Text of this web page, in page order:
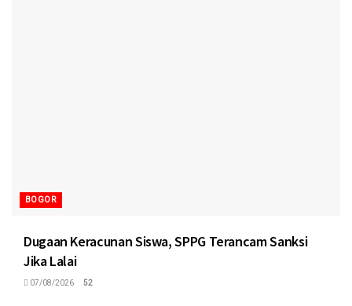
BOGOR
Dugaan Keracunan Siswa, SPPG Terancam Sanksi
Jika Lalai
07/08/2026 52